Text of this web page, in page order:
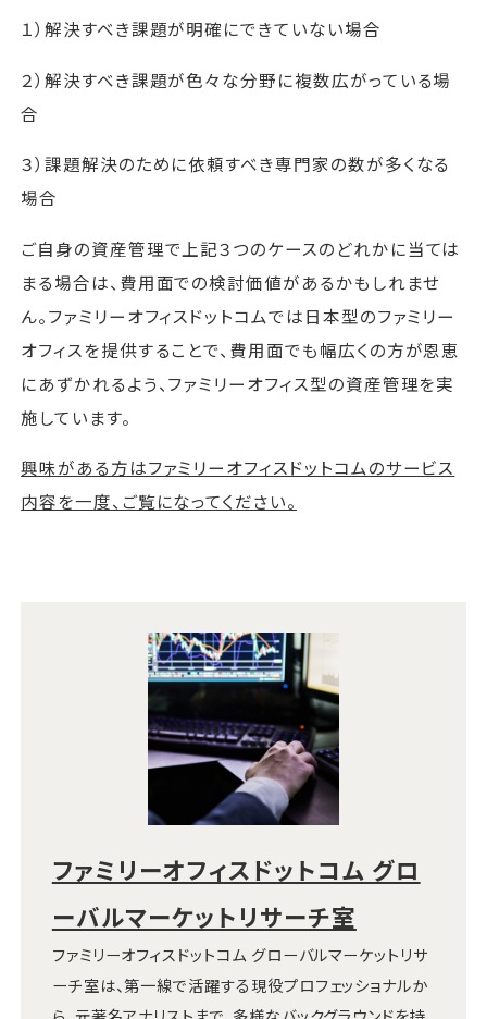
１）解決すべき課題が明確にできていない場合
２）解決すべき課題が色々な分野に複数広がっている場
合
３）課題解決のために依頼すべき専門家の数が多くなる
場合
ご自身の資産管理で上記３つのケースのどれかに当ては
まる場合は、費用面での検討価値があるかもしれませ
ん。ファミリーオフィスドットコムでは日本型のファミリー
オフィスを提供することで、費用面でも幅広くの方が恩恵
にあずかれるよう、ファミリーオフィス型の資産管理を実
施しています。
興味がある方はファミリーオフィスドットコムのサービス
内容を一度、ご覧になってください。
ファミリーオフィスドットコム グロ
ーバルマーケットリサーチ室
ファミリーオフィスドットコム グローバルマーケットリサ
ーチ室は、第一線で活躍する現役プロフェッショナルか